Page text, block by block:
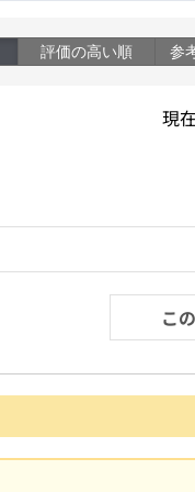
評価の高い順 参
現
こ